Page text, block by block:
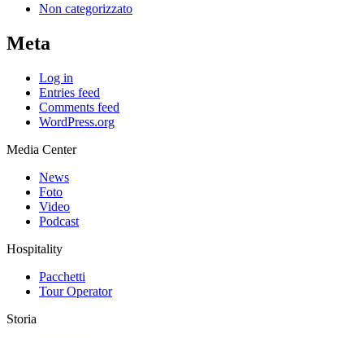
Non categorizzato
Meta
Log in
Entries feed
Comments feed
WordPress.org
Media Center
News
Foto
Video
Podcast
Hospitality
Pacchetti
Tour Operator
Storia